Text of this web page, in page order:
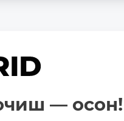
— осон!